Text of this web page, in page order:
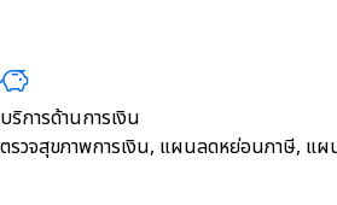
บริการด้านการเงิน
ตรวจสุขภาพการเงิน, ​แผนลดหย่อนภาษี, แ